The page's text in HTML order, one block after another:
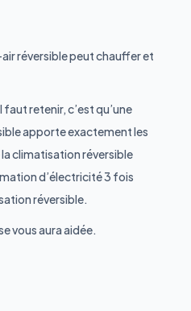
réversible peut chauffer et
faut retenir, c’est qu’une
apporte exactement les
climatisation réversible
d’électricité 3 fois
réversible.
vous aura aidée.